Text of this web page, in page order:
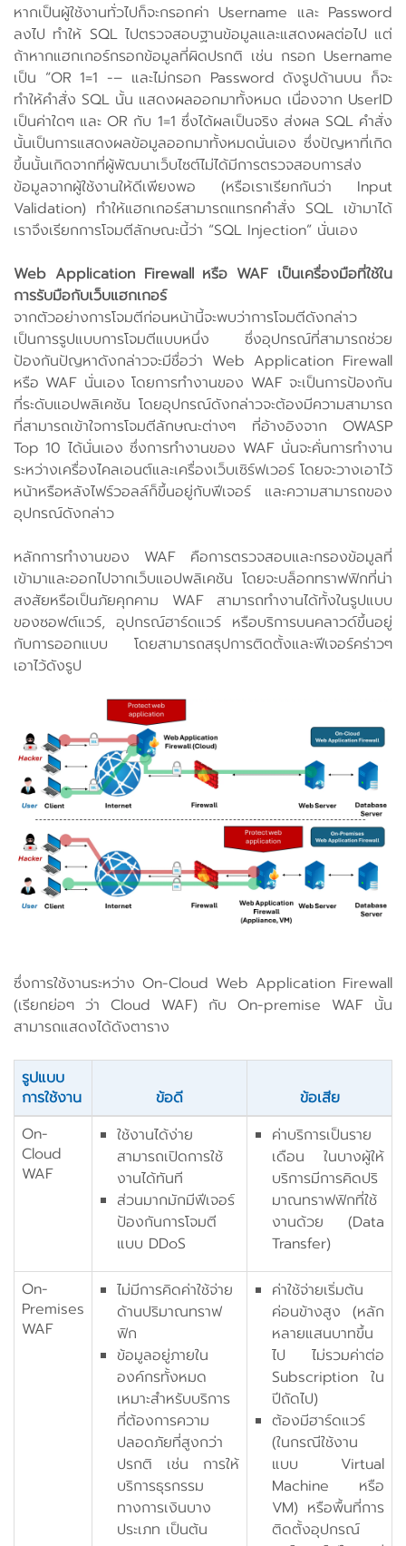
หากเป็นผู้ใช้งานทั่วไปก็จะกรอกค่า Username และ Password
ลงไป ทำให้ SQL ไปตรวจสอบฐานข้อมูลและแสดงผลต่อไป แต่
ถ้าหากแฮกเกอร์กรอกข้อมูลที่ผิดปรกติ เช่น กรอก Username
เป็น “OR 1=1 -– และไม่กรอก Password ดังรูปด้านบน ก็จะ
ทำให้คำสั่ง SQL นั้น แสดงผลออกมาทั้งหมด เนื่องจาก UserID
เป็นค่าใดๆ และ OR กับ 1=1 ซึ่งได้ผลเป็นจริง ส่งผล SQL คำสั่ง
นั้นเป็นการแสดงผลข้อมูลออกมาทั้งหมดนั่นเอง ซึ่งปัญหาที่เกิด
ขึ้นนั้นเกิดจากที่ผู้พัฒนาเว็บไซต์ไม่ได้มีการตรวจสอบการส่ง
ข้อมูลจากผู้ใช้งานให้ดีเพียงพอ (หรือเราเรียกกันว่า Input
Validation) ทำให้แฮกเกอร์สามารถแทรกคำสั่ง SQL เข้ามาได้
เราจึงเรียกการโจมตีลักษณะนี้ว่า “SQL Injection” นั่นเอง
Web Application Firewall หรือ WAF เป็นเครื่องมือที่ใช้ใน
การรับมือกับเว็บแฮกเกอร์
จากตัวอย่างการโจมตีก่อนหน้านี้จะพบว่าการโจมตีดังกล่าว
เป็นการรูปแบบการโจมตีแบบหนึ่ง ซึ่งอุปกรณ์ที่สามารถช่วย
ป้องกันปัญหาดังกล่าวจะมีชื่อว่า Web Application Firewall
หรือ WAF นั่นเอง โดยการทำงานของ WAF จะเป็นการป้องกัน
ที่ระดับแอปพลิเคชัน โดยอุปกรณ์ดังกล่าวจะต้องมีความสามารถ
ที่สามารถเข้าใจการโจมตีลักษณะต่างๆ ที่อ้างอิงจาก OWASP
Top 10 ได้นั่นเอง ซึ่งการทำงานของ WAF นั่นจะคั่นการทำงาน
ระหว่างเครื่องไคลเอนต์และเครื่องเว็บเซิร์ฟเวอร์ โดยจะวางเอาไว้
หน้าหรือหลังไฟร์วอลล์ก็ขึ้นอยู่กับฟีเจอร์ และความสามารถของ
อุปกรณ์ดังกล่าว
หลักการทำงานของ WAF คือการตรวจสอบและกรองข้อมูลที่
เข้ามาและออกไปจากเว็บแอปพลิเคชัน โดยจะบล็อกทราฟฟิกที่น่า
สงสัยหรือเป็นภัยคุกคาม WAF สามารถทำงานได้ทั้งในรูปแบบ
ของซอฟต์แวร์, อุปกรณ์ฮาร์ดแวร์ หรือบริการบนคลาวด์ขึ้นอยู่
กับการออกแบบ โดยสามารถสรุปการติดตั้งและฟีเจอร์คร่าวๆ
เอาไว้ดังรูป
ซึ่งการใช้งานระหว่าง On-Cloud Web Application Firewall
(เรียกย่อๆ ว่า Cloud WAF) กับ On-premise WAF นั้น
สามารถแสดงได้ดังตาราง
รูปแบบ
การใช้งาน
ข้อดี
ข้อเสีย
On-
Cloud
WAF
ใช้งานได้ง่าย
สามารถเปิดการใช้
งานได้ทันที
ส่วนมากมักมีฟีเจอร์
ป้องกันการโจมตี
แบบ DDoS
ค่าบริการเป็นราย
เดือน ในบางผู้ให้
บริการมีการคิดปริ
มาณทราฟฟิกที่ใช้
งานด้วย (Data
Transfer)
On-
Premises
WAF
ไม่มีการคิดค่าใช้จ่าย
ด้านปริมาณทราฟ
ฟิก
ข้อมูลอยู่ภายใน
องค์กรทั้งหมด
เหมาะสำหรับบริการ
ที่ต้องการความ
ปลอดภัยที่สูงกว่า
ปรกติ เช่น การให้
บริการธุรกรรม
ทางการเงินบาง
ประเภท เป็นต้น
ค่าใช้จ่ายเริ่มต้น
ค่อนข้างสูง (หลัก
หลายแสนบาทขึ้น
ไป ไม่รวมค่าต่อ
Subscription ใน
ปีถัดไป)
ต้องมีฮาร์ดแวร์
(ในกรณีใช้งาน
แบบ Virtual
Machine หรือ
VM) หรือพื้นที่การ
ติดตั้งอุปกรณ์